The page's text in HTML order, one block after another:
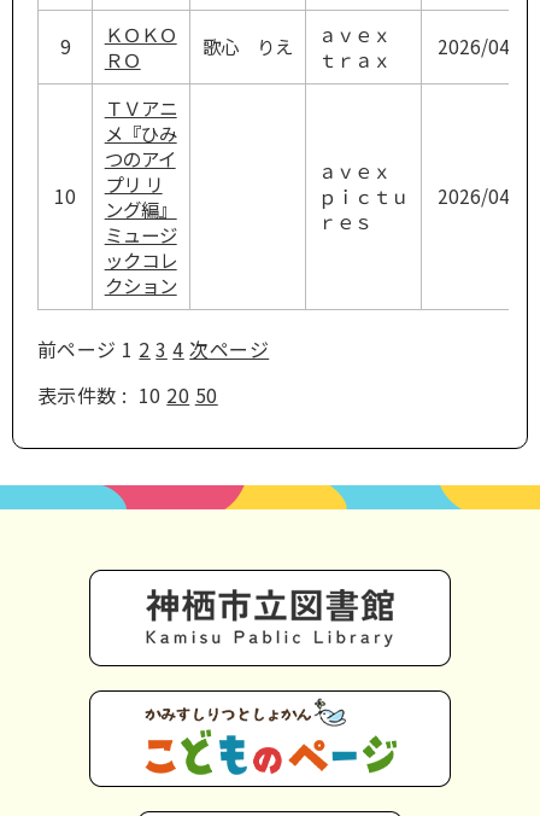
9
ＫＯＫＯ
ＲＯ
歌心 りえ
ａｖｅｘ
ｔｒａｘ
2026/04/22
10
ＴＶアニ
メ『ひみ
つのアイ
プリ リ
ング編』
ミュージ
ックコレ
クション
ａｖｅｘ
ｐｉｃｔｕ
ｒｅｓ
2026/04/22
前ページ 1 2 3 4 次ページ
表示件数 : 10 20 50